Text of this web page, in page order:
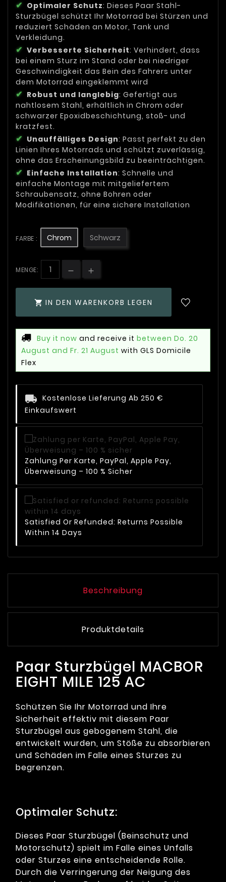
Optimaler Schutz: Dieses Paar Stahl-
Sturzbügel schützt Ihr Motorrad bei Stürzen und
reduziert Schäden an Motor, Tank und
Verkleidung.
Verbesserte Sicherheit: Verhindert, dass
bei einem Sturz im Stand oder bei niedriger
Geschwindigkeit das Bein des Fahrers unter
dem Motorrad eingeklemmt wird
Robust und langlebig: Gefertigt aus
nahtlosem Stahl, erhältlich in Chrom oder
schwarzer Epoxidbeschichtung, stoß- und
kratzfest.
Unauffälliges Design: Passt perfekt zu den
Linien Ihres Motorrads und schützt zuverlässig,
ohne das Erscheinungsbild zu beeinträchtigen.
Einfache Installation: Schnelle und
einfache Montage mit mitgeliefertem
Schraubensatz, ohne Bohren oder
Modifikationen, für eine sichere Installation
FARBE : Chrom Schwarz
MENGE:
 IN DEN WARENKORB LEGEN
Buy it now and receive it between Do. 20
August and Fr. 21 August with GLS Domicile
Flex
Kostenlose Lieferung Ab 250 €
Einkaufswert
Zahlung Per Karte, PayPal, Apple Pay,
Überweisung – 100 % Sicher
Satisfied Or Refunded: Returns Possible
Within 14 Days
Beschreibung
Produktdetails
Paar Sturzbügel MACBOR
EIGHT MILE 125 AC
Schützen Sie Ihr Motorrad und Ihre
Sicherheit effektiv mit diesem Paar
Sturzbügel aus gebogenem Stahl, die
entwickelt wurden, um Stöße zu absorbieren
und Schäden im Falle eines Sturzes zu
begrenzen.
Optimaler Schutz:
Dieses Paar Sturzbügel (Beinschutz und
Motorschutz) spielt im Falle eines Unfalls
oder Sturzes eine entscheidende Rolle.
Durch die Verringerung der Neigung des